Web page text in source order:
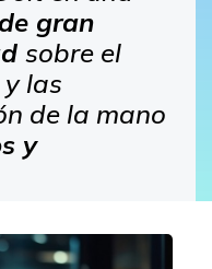
gran
sobre el
las
de la mano
y